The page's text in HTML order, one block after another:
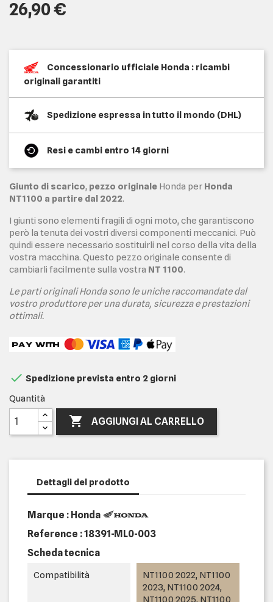
26,90 €
Concessionario ufficiale Honda : ricambi
originali garantiti
Spedizione espressa in tutto il mondo (DHL)
Resi e cambi entro 14 giorni
Giunto di scarico, pezzo originale Honda per Honda
NT1100 a partire dal 2022.
I giunti sono elementi fragili di ogni moto, che garantiscono
però la tenuta dei vostri diversi componenti meccanici. Può
quindi essere necessario sostituirli nel corso della vita della
vostra macchina. Questo pezzo originale consente di
cambiarli facilmente sulla vostra NT 1100.
Le parti originali Honda sono le uniche raccomandate dal
vostro produttore per una durata, sicurezza e prestazioni
ottimali.
 Spedizione prevista entro 2 giorni
Quantità
 AGGIUNGI AL CARRELLO
Dettagli del prodotto
Marque : Honda
Reference :18391-ML0-003
Scheda tecnica
Compatibilità
NT1100 2022, NT1100
2023, NT1100 2024,
NT1100 2025, NT1100